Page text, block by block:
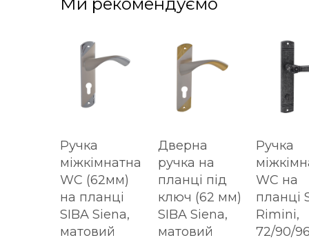
Ручка
міжкімнатна
WC (62мм)
на планці
SIBA Siena,
матовий
Дверна
ручка на
планці під
ключ (62 мм)
SIBA Siena,
матовий
Ручка
WC на
планці
Rimini,
72/90/